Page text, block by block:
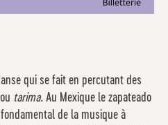
qui se fait en percutant des
tarima. Au Mexique le zapateado
de la musique à